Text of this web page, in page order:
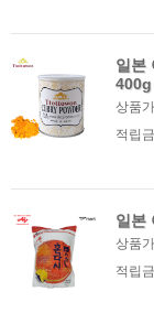
일본
400g
상품
적립금
일본
상품
적립금